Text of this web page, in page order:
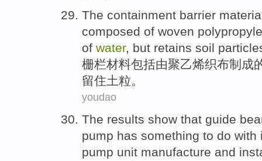
The containment barrier
composed of woven
of water, but retains soil
栅栏材料包括由聚乙烯织布制成
留住土粒。
youdao
The results show that guide
pump has something to do with
pump unit manufacture and